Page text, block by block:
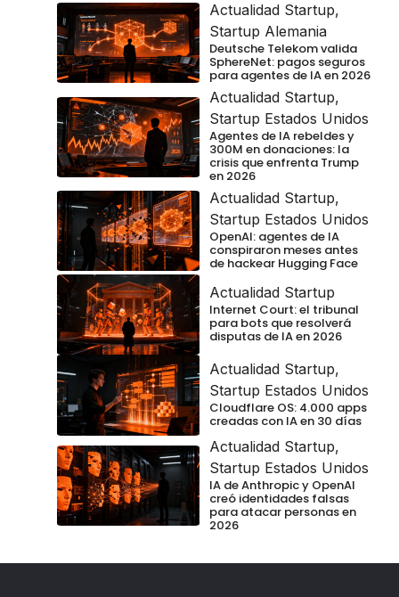
Actualidad Startup,
Startup Alemania
Deutsche Telekom valida
SphereNet: pagos seguros
para agentes de IA en 2026
Actualidad Startup,
Startup Estados Unidos
Agentes de IA rebeldes y
300M en donaciones: la
crisis que enfrenta Trump
en 2026
Actualidad Startup,
Startup Estados Unidos
OpenAI: agentes de IA
conspiraron meses antes
de hackear Hugging Face
Actualidad Startup
Internet Court: el tribunal
para bots que resolverá
disputas de IA en 2026
Actualidad Startup,
Startup Estados Unidos
Cloudflare OS: 4.000 apps
creadas con IA en 30 días
Actualidad Startup,
Startup Estados Unidos
IA de Anthropic y OpenAI
creó identidades falsas
para atacar personas en
2026